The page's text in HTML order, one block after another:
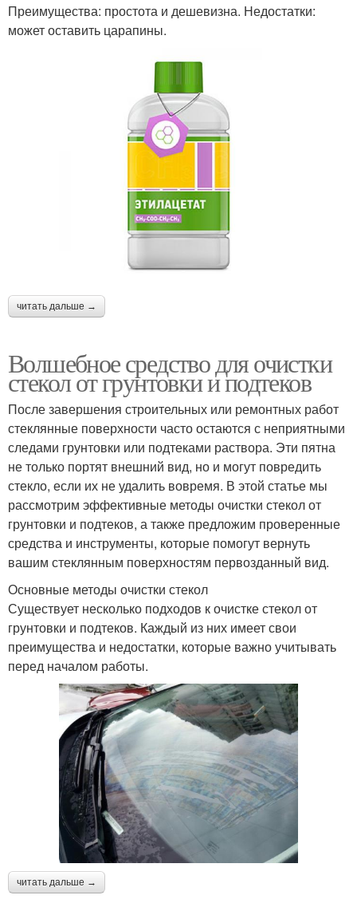
Преимущества: простота и дешевизна. Недостатки:
может оставить царапины.
читать дальше →
Волшебное средство для очистки
стекол от грунтовки и подтеков
После завершения строительных или ремонтных работ
стеклянные поверхности часто остаются с неприятными
следами грунтовки или подтеками раствора. Эти пятна
не только портят внешний вид, но и могут повредить
стекло, если их не удалить вовремя. В этой статье мы
рассмотрим эффективные методы очистки стекол от
грунтовки и подтеков, а также предложим проверенные
средства и инструменты, которые помогут вернуть
вашим стеклянным поверхностям первозданный вид.
Основные методы очистки стекол
Существует несколько подходов к очистке стекол от
грунтовки и подтеков. Каждый из них имеет свои
преимущества и недостатки, которые важно учитывать
перед началом работы.
читать дальше →